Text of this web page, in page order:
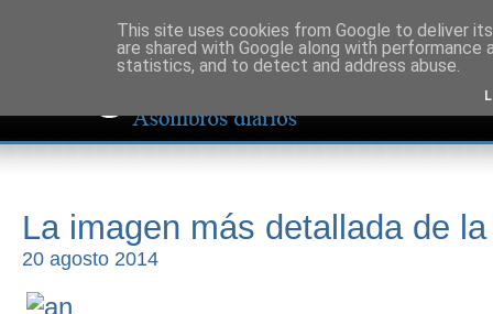
La imagen más detallada de
20 agosto 2014
This site uses cookies from Google to deliver
are shared with Google along with
statistics, and to detect and address abuse.